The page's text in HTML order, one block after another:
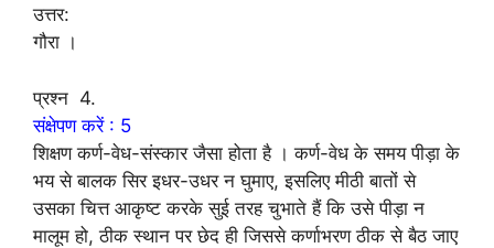
उत्तर:
गौरा ।
प्रश्न 4.
संक्षेपण करें : 5
शिक्षण कर्ण-वेध-संस्कार जैसा होता है । कर्ण-वेध के समय पीड़ा के
भय से बालक सिर इधर-उधर न घुमाए, इसलिए मीठी बातों से
उसका चित्त आकृष्ट करके सुई तरह चुभाते हैं कि उसे पीड़ा न
मालूम हो, ठीक स्थान पर छेद ही जिससे कर्णाभरण ठीक से बैठ जाए